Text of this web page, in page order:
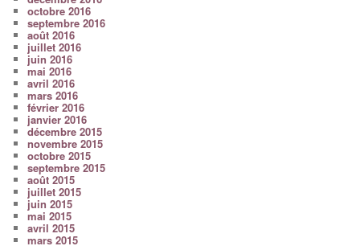
octobre 2016
septembre 2016
août 2016
juillet 2016
juin 2016
mai 2016
avril 2016
mars 2016
février 2016
janvier 2016
décembre 2015
novembre 2015
octobre 2015
septembre 2015
août 2015
juillet 2015
juin 2015
mai 2015
avril 2015
mars 2015